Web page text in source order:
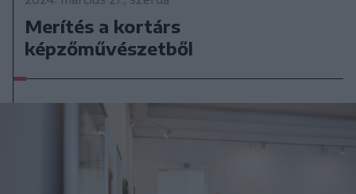
Merítés a kortárs
képzőművészetből